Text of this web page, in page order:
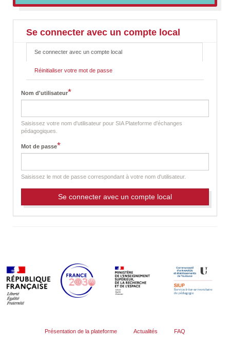
Se connecter avec un compte local
m
r
a
b
Se connecter avec un compte local
Réinitialiser votre mot de passe
Nom d'utilisateur*
Saisissez votre nom d'utilisateur pour SIA Plateforme d'échanges
pédagogiques.
Mot de passe*
Saisissez le mot de passe correspondant à votre nom d'utilisateur.
Présentation de la plateforme Actualités FAQ